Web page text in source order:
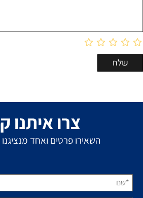
צרו איתנו
השאירו פרטים ואחד מנציגנו